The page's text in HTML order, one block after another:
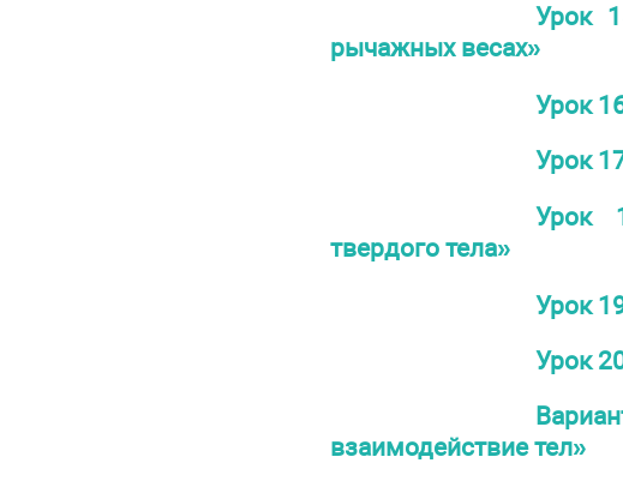
Урок
рычажных весах»
Урок
Урок
Урок
твердого тела»
Урок
Урок
взаимодействие тел»